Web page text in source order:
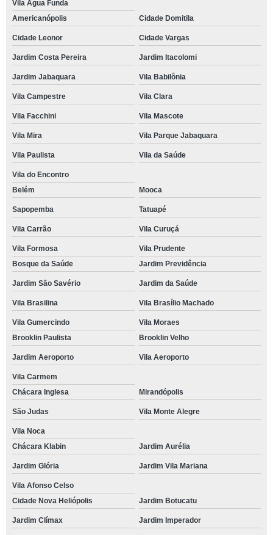
Vila Água Funda
Americanópolis
Cidade Domitila
Cidade Leonor Cidade Vargas
Jardim Costa Pereira Jardim Itacolomi
Jardim Jabaquara Vila Babilônia
Vila Campestre Vila Clara
Vila Facchini Vila Mascote
Vila Mira Vila Parque Jabaquara
Vila Paulista Vila da Saúde
Vila do Encontro
Belém
Mooca
Sapopemba Tatuapé
Vila Carrão Vila Curuçá
Vila Formosa
Vila Prudente
Bosque da Saúde
Jardim Previdência
Jardim São Savério Jardim da Saúde
Vila Brasilina Vila Brasílio Machado
Vila Gumercindo
Vila Moraes
Brooklin Paulista
Brooklin Velho
Jardim Aeroporto Vila Aeroporto
Vila Carmem
Chácara Inglesa
Mirandópolis
São Judas Vila Monte Alegre
Vila Noca
Chácara Klabin
Jardim Aurélia
Jardim Glória Jardim Vila Mariana
Vila Afonso Celso
Cidade Nova Heliópolis
Jardim Botucatu
Jardim Clímax Jardim Imperador